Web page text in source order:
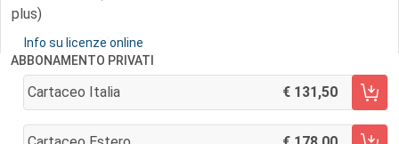
plus)
Info su licenze online
ABBONAMENTO PRIVATI
Cartaceo Italia 131,50
AGGIUNGI AL CARRELLO